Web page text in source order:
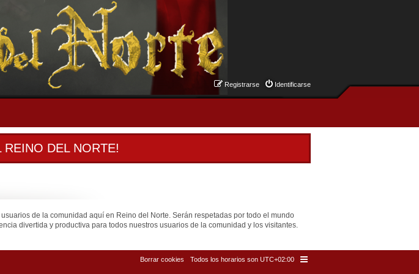
Identificarse
Registrarse
REINO DEL NORTE!
de la comunidad aquí en Reino del Norte. Serán respetadas por todo el mundo
divertida y productiva para todos nuestros usuarios de la comunidad y los visitantes.
Todos los horarios son UTC+02:00
Borrar cookies